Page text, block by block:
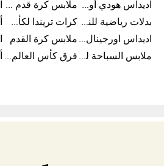
اديداس هودي أورجينال للنساء
ملابس كرة قدم للاطفال
بدلات رياضية للنساء
كرات تريندا لكأس العالم FIFA 26™
اديداس اورجينال ملابس ملابس كرة القدم
ملابس السباحة للرجال
فرق كأس العالم FIFA 26™